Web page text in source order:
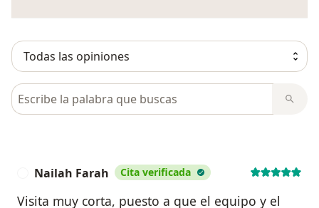
Busca en opiniones
Nailah Farah Cita verificada
Visita muy corta, puesto a que el equipo y el